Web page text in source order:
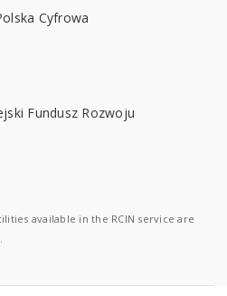
available in the RCIN service are